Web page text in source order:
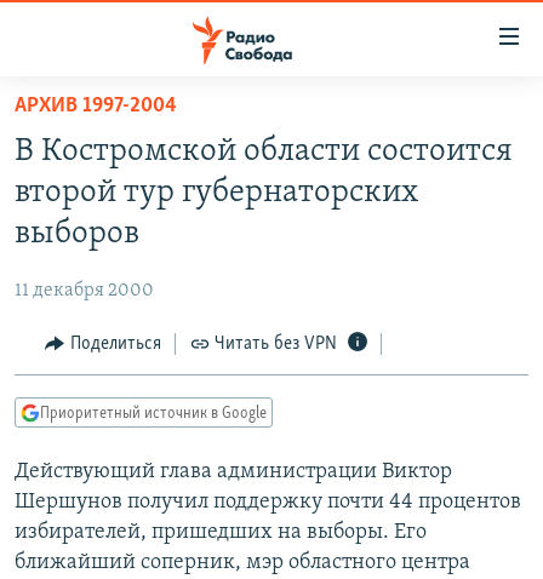
упрощенного
доступа
основному
Вернутся
Вернутся
поиску
ПОДКАСТЫ
АВТОРСКИЕ ПРОЕКТЫ
МНЕНИЯ
КУЛЬТУРА
КАВКАЗ.РЕАЛИИ
СЕВЕР.РЕАЛИИ
СИБИРЬ.РЕАЛИИ
РАСПИСАНИЕ ВЕЩАНИЯ
АРХИВ 1997-2004
В Костромской области состоится
второй тур губернаторских
выборов
11 декабря 2000
Поделиться Читать без VPN
Приоритетный источник в Google
Действующий глава администрации Виктор
Шершунов получил поддержку почти 44 процентов
избирателей, пришедших на выборы. Его
ближайший соперник, мэр областного центра